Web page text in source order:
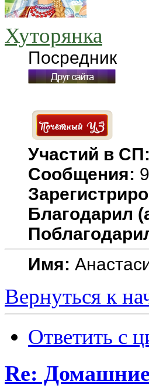
Хуторянка
Посредник
Участий в СП:
Сообщения:
Благодарил
Имя:
Вернуться к
Ответить с
Re: